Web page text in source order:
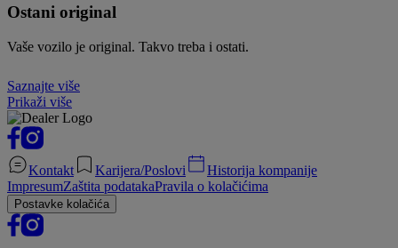
Ostani original
Vaše vozilo je original. Takvo treba i ostati.
Saznajte više
Prikaži više
Kontakt Karijera/Poslovi
Historija kompanije
ImpresumZaštita podatakaPravila o kolačićima
Postavke kolačića